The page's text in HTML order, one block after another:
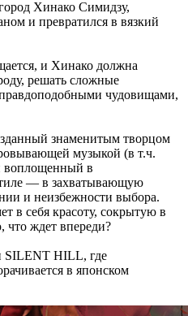
Хинако Симидзу,
и превратился в вязкий
и Хинако должна
решать сложные
чудовищами,
знаменитым творцом
музыкой (в т.ч.
воплощенный в
— в захватывающую
и неизбежности выбора.
в себя красоту, сокрытую в
что ждет впереди?
SILENT HILL, где
в японском